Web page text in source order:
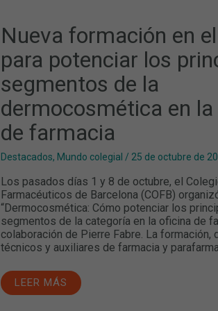
Nueva formación en
para potenciar los
segmentos de la
dermocosmética en
de farmacia
Destacados, Mundo colegial / 25 de octubre de
Los pasados días 1 y 8 de octubre, el
Farmacéuticos de Barcelona (COFB)
“Dermocosmética: Cómo potenciar los
segmentos de la categoría en la oficina de
colaboración de Pierre Fabre. La formación,
técnicos y auxiliares de farmacia y
LEER MÁS